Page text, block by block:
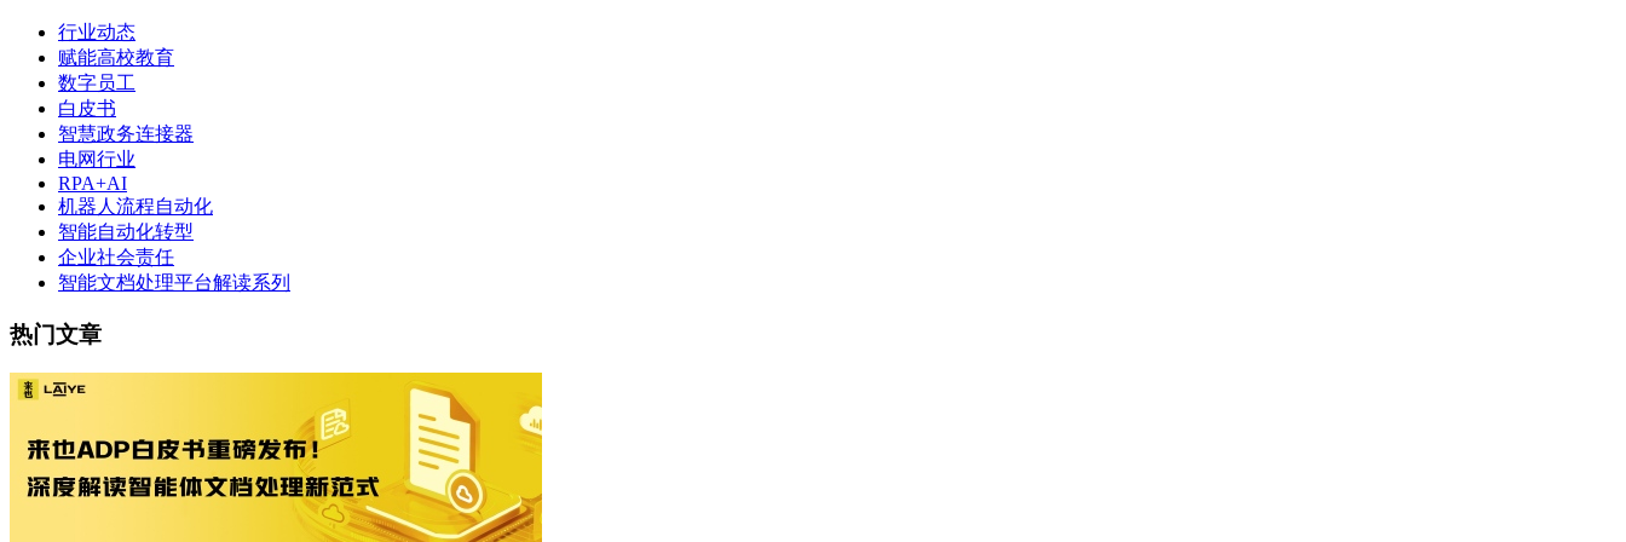
行业动态
赋能高校教育
数字员工
白皮书
智慧政务连接器
电网行业
RPA+AI
机器人流程自动化
智能自动化转型
企业社会责任
智能文档处理平台解读系列
热门文章